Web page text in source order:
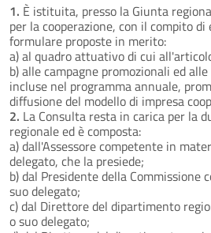
1. È istituita, presso la Giunta
per la cooperazione, con il compito
formulare proposte in merito:
a) al quadro attuativo di cui
b) alle campagne promozionali ed
incluse nel programma annuale,
diffusione del modello di impresa
2. La Consulta resta in carica per la
regionale ed è composta:
a) dall'Assessore competente in
delegato, che la presiede;
b) dal Presidente della Commissione
suo delegato;
c) dal Direttore del dipartimento
o suo delegato;